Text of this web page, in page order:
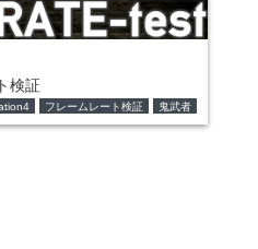
検証
フレームレート検証 鬼武者